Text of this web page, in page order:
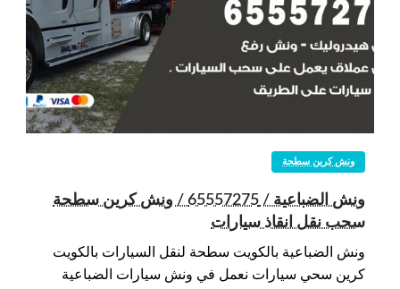
ونش كرين سطحة
ونش الضباعية / 65557275 / ونش كرين سطحة
سحب نقل انقاذ سيارات
ونش الضباعية بالكويت سطحة لنقل السيارات بالكويت
كرين سحي سيارات نعمل في ونش سيارات الضباعية